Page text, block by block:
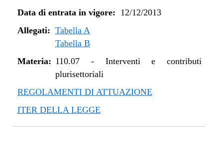
dal 06/11/2014 al 19/11/2014
dal 22/05/2014 al 05/11/2014
dal 11/04/2014 al 21/05/2014
dal 28/03/2014 al 10/04/2014
dal 12/12/2013 al 27/03/2014
Data di entrata in vigore: 12/12/2013
Allegati: Tabella A
Tabella B
Materia: 110.07- Interventi e contributi
plurisettoriali
REGOLAMENTI DI ATTUAZIONE
ITER DELLA LEGGE